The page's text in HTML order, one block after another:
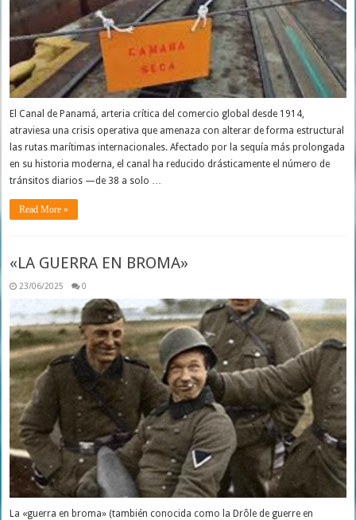
El Canal de Panamá, arteria crítica del comercio global desde 1914,
atraviesa una crisis operativa que amenaza con alterar de forma estructural
las rutas marítimas internacionales. Afectado por la sequía más prolongada
en su historia moderna, el canal ha reducido drásticamente el número de
tránsitos diarios —de 38 a solo …
Read More »
«LA GUERRA EN BROMA»
23/06/2025 0
La «guerra en broma» (también conocida como la Drôle de guerre en